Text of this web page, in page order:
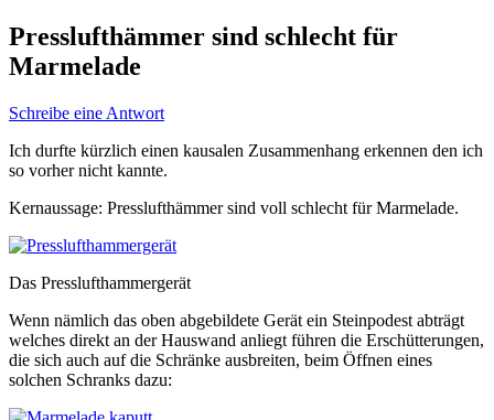
Presslufthämmer sind schlecht für
Marmelade
Schreibe eine Antwort
Ich durfte kürzlich einen kausalen Zusammenhang erkennen den ich
so vorher nicht kannte.
Kernaussage: Presslufthämmer sind voll schlecht für Marmelade.
Das Presslufthammergerät
Wenn nämlich das oben abgebildete Gerät ein Steinpodest abträgt
welches direkt an der Hauswand anliegt führen die Erschütterungen,
die sich auch auf die Schränke ausbreiten, beim Öffnen eines
solchen Schranks dazu: